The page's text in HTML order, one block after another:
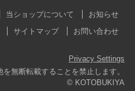
当ショップについて
お知らせ
サイトマップ お問い合わせ
Privacy Settings
無断転載することを禁止します。
© KOTOBUKIYA